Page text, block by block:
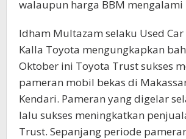
walaupun harga BBM mengalami
Idham Multazam selaku Used
Kalla Toyota mengungkapkan
Oktober ini Toyota Trust sukses
pameran mobil bekas di
Kendari. Pameran yang digelar
lalu sukses meningkatkan
Trust. Sepanjang periode